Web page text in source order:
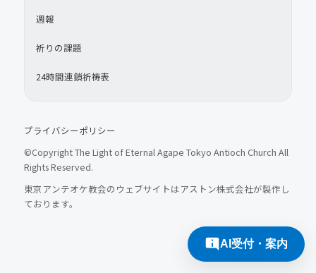
週報
祈りの課題
24時間連鎖祈祷表
プライバシーポリシー
©Copyright The Light of Eternal Agape Tokyo Antioch Church All
Rights Reserved.
東京アンテオケ教会のウェブサイトはアストン株式会社が製作し
ております。
AI受付・案内